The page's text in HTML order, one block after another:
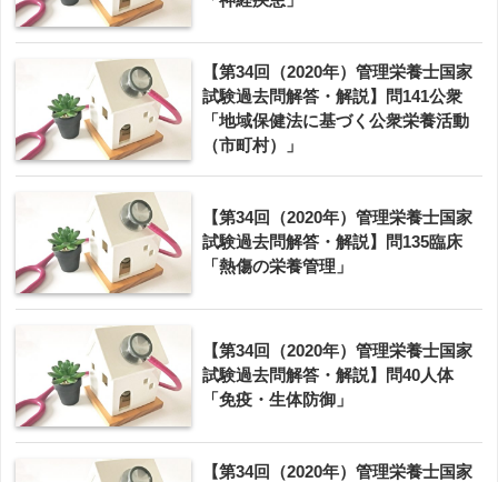
【第34回（2020年）管理栄養士国家
試験過去問解答・解説】問141公衆
「地域保健法に基づく公衆栄養活動
（市町村）」
【第34回（2020年）管理栄養士国家
試験過去問解答・解説】問135臨床
「熱傷の栄養管理」
【第34回（2020年）管理栄養士国家
試験過去問解答・解説】問40人体
「免疫・生体防御」
【第34回（2020年）管理栄養士国家